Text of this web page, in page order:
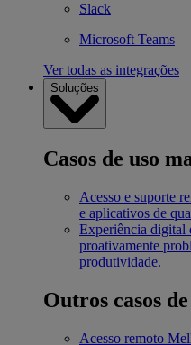
Slack
Microsoft Teams
Ver todas as integrações
Soluções
Casos de uso
Acesso e suporte
e aplicativos de
Experiência
proativamente
produtividade.
Outros casos
Acesso remoto